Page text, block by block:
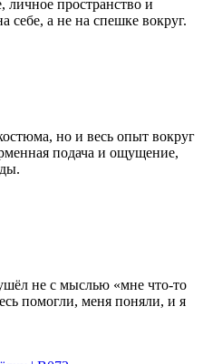
пространство и
себе, а не на спешке вокруг.
но и весь опыт вокруг
подача и ощущение,
не с мыслью «мне что-то
помогли, меня поняли, и я